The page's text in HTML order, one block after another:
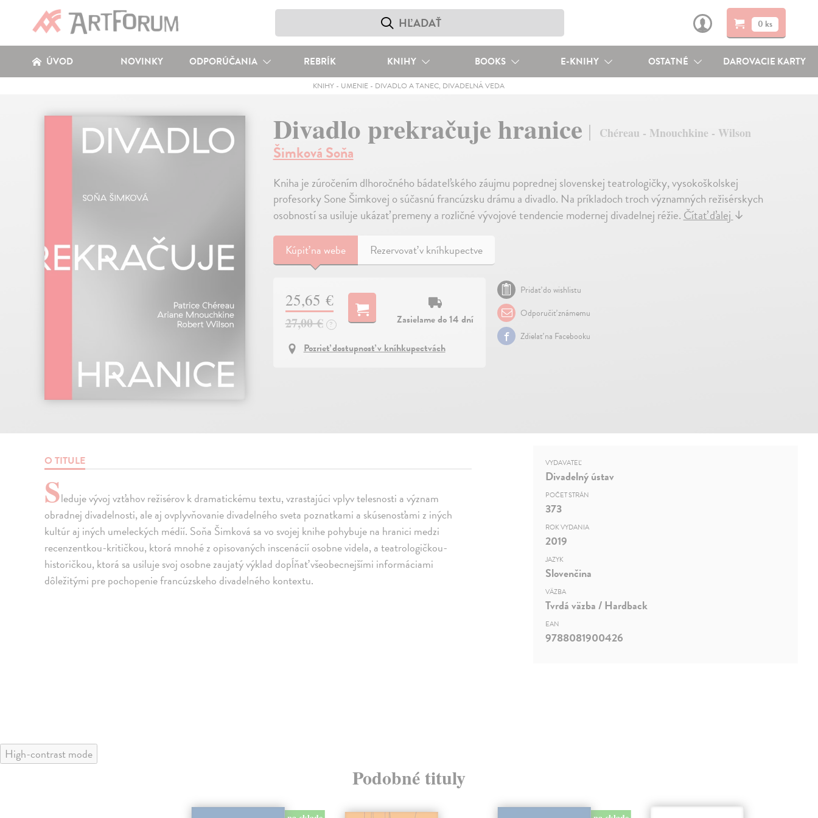
0 ks
ÚVOD NOVINKY ODPORÚČANIA REBRÍK KNIHY BOOKS E-KNIHY OSTATNÉ DAROVACIE KARTY
KNIHY - UMENIE - DIVADLO A TANEC, DIVADELNÁ VEDA
Divadlo prekračuje hranice Chéreau - Mnouchkine - Wilson
Šimková Soňa
Kniha je zúročením dlhoročného bádateľského záujmu poprednej slovenskej teatrologičky, vysokoškolskej
profesorky Sone Šimkovej o súčasnú francúzsku drámu a divadlo. Na príkladoch troch významných režisérskych
osobností sa usiluje ukázať premeny a rozličné vývojové tendencie modernej divadelnej réžie.Čítať ďalej↓
Kúpiťna webe Rezervovať v kníhkupectve
25,65 €
27,00 € ?
Zasielame do 14 dní
Pozrieť dostupnosť v kníhkupectvách
Pridať do wishlistu
Odporučiť známemu
Zdielať na Facebooku
O TITULE
Sleduje vývoj vzťahov režisérov k dramatickému textu, vzrastajúci vplyv telesnosti a význam
obradnej divadelnosti, ale aj ovplyvňovanie divadelného sveta poznatkami a skúsenosťami z iných
kultúr aj iných umeleckých médií. Soňa Šimková sa vo svojej knihe pohybuje na hranici medzi
recenzentkou-kritičkou, ktorá mnohé z opisovaných inscenácií osobne videla, a teatrologičkou-
historičkou, ktorá sa usiluje svoj osobne zaujatý výklad dopĺňať všeobecnejšími informáciami
dôležitými pre pochopenie francúzskeho divadelného kontextu.
VYDAVATEĽ
Divadelný ústav
POČET STRÁN
373
ROK VYDANIA
2019
JAZYK
Slovenčina
VÄZBA
Tvrdá väzba / Hardback
EAN
9788081900426
High-contrast mode
Podobné tituly